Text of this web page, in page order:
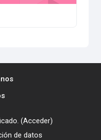
(Acceder)
de datos